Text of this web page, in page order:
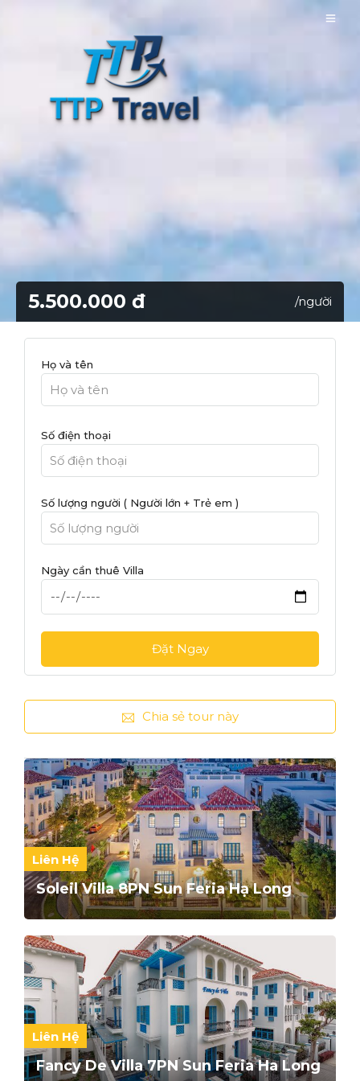
5.500.000 đ /người
Họ và tên
Số điện thoại
Số lượng người ( Người lớn + Trẻ em )
Ngày cần thuê Villa
Chia sẻ tour này
Liên Hệ
Soleil Villa 8PN Sun Feria Hạ Long
Liên Hệ
Fancy De Villa 7PN Sun Feria Ha Long